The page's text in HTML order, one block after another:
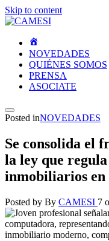
Skip to content
NOVEDADES
QUIÉNES SOMOS
PRENSA
ASOCIATE
Posted inNOVEDADES
Se consolida el
la ley que
inmobiliarios en
Posted by By CAMESI 7